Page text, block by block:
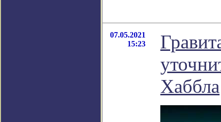
07.05.2021
15:23
Хаббла